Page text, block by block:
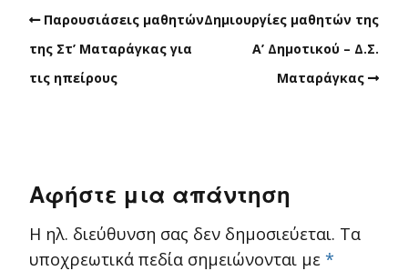
Παρουσιάσεις μαθητών
της Στ’ Ματαράγκας για
τις ηπείρους
Δημιουργίες μαθητών της
Α’ Δημοτικού – Δ.Σ.
Ματαράγκας
Αφήστε μια απάντηση
Η ηλ. διεύθυνση σας δεν δημοσιεύεται. Τα
υποχρεωτικά πεδία σημειώνονται με *